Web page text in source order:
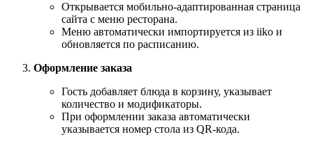
Открывается мобильно-адаптированная страница
сайта с меню ресторана.
Меню автоматически импортируется из iiko и
обновляется по расписанию.
Оформление заказа
Гость добавляет блюда в корзину, указывает
количество и модификаторы.
При оформлении заказа автоматически
указывается номер стола из QR-кода.